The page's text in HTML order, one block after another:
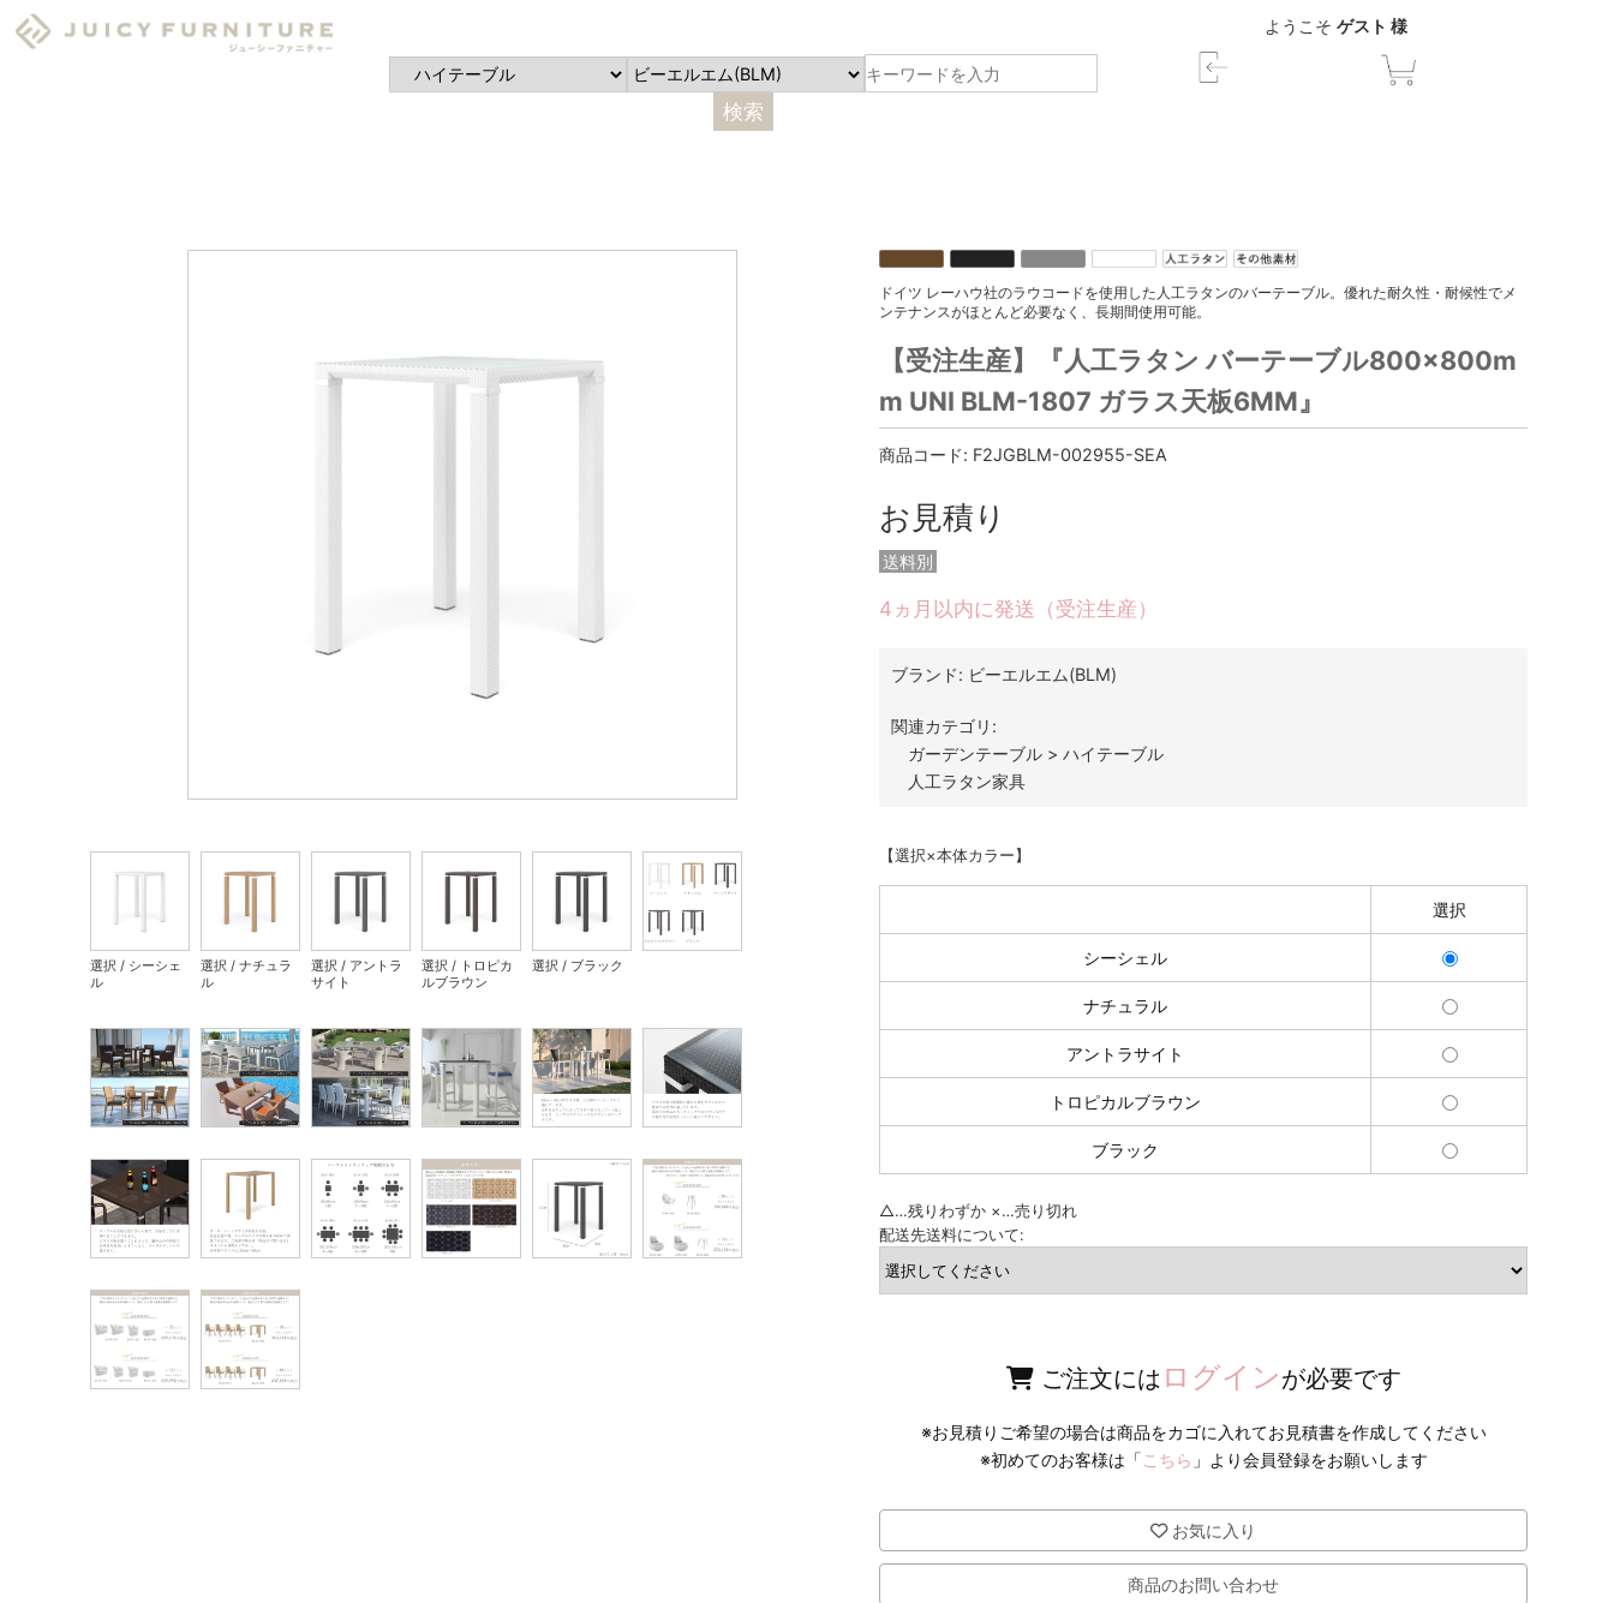
ようこそ ゲスト 様
選択 / シーシェ
ル
選択 / ナチュラ
ル
選択 / アントラ
サイト
選択 / トロピカ
ルブラウン
選択 / ブラック
ドイツ レーハウ社のラウコードを使用した人工ラタンのバーテーブル。優れた耐久性・耐候性でメ
ンテナンスがほとんど必要なく、長期間使用可能。
【受注生産】『人工ラタン バーテーブル800×800m
m UNI BLM-1807 ガラス天板6MM』
商品コード: F2JGBLM-002955-SEA
お見積り
送料別
4ヵ月以内に発送（受注生産）
ブランド: ビーエルエム(BLM)
関連カテゴリ:
ガーデンテーブル >ハイテーブル
人工ラタン家具
【選択×本体カラー】
選択
シーシェル
ナチュラル
アントラサイト
トロピカルブラウン
ブラック
△…残りわずか ×…売り切れ
配送先送料について:
ご注文には ログインが必要です
※初めてのお客様は「 こちら 」より会員登録をお願いします
お気に入り
商品のお問い合わせ